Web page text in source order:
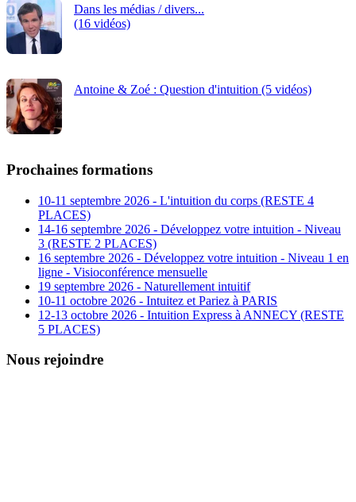
Dans les médias / divers...
(16 vidéos)
Antoine & Zoé : Question d'intuition (5 vidéos)
Prochaines formations
10-11 septembre 2026 - L'intuition du corps (RESTE 4
PLACES)
14-16 septembre 2026 - Développez votre intuition - Niveau
3 (RESTE 2 PLACES)
16 septembre 2026 - Développez votre intuition - Niveau 1 en
ligne - Visioconférence mensuelle
19 septembre 2026 - Naturellement intuitif
10-11 octobre 2026 - Intuitez et Pariez à PARIS
12-13 octobre 2026 - Intuition Express à ANNECY (RESTE
5 PLACES)
Nous rejoindre